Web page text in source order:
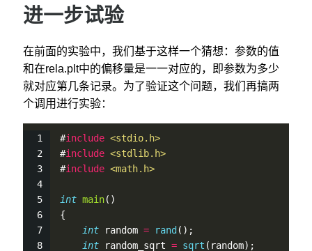
进一步试验
在前面的实验中，我们基于这样一个猜想：参数的值
和在rela.plt中的偏移量是一一对应的，即参数为多少
就对应第几条记录。为了验证这个问题，我们再搞两
个调用进行实验：
#include <stdio.h>
#include <stdlib.h>
#include <math.h>
int main()
{
int random = rand ();
int random_sqrt = sqrt (random);